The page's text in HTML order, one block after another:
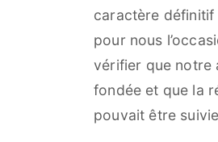
caractère définitif
pour nous
vérifier que notre
fondée et que la
pouvait être